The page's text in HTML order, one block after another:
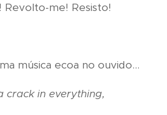
Revolto-me! Resisto!
música ecoa no ouvido...
crack in everything,